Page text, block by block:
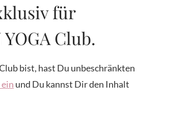
für
Club.
bist, hast Du unbeschränkten
und Du kannst Dir den Inhalt